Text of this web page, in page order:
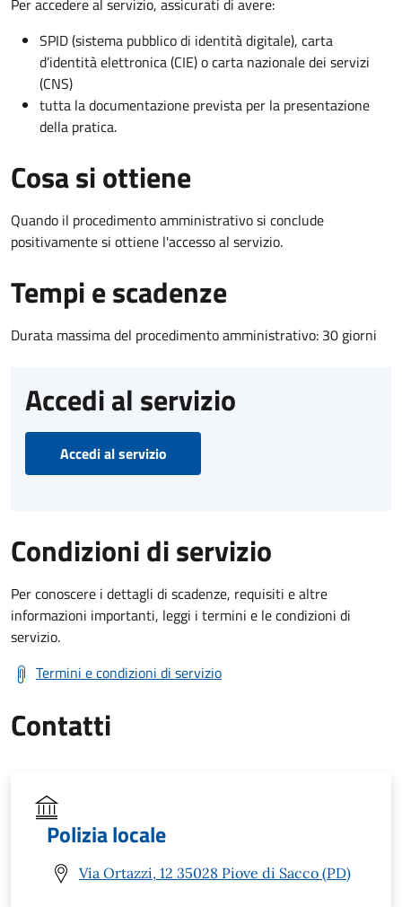
Per accedere al servizio, assicurati di avere:
SPID (sistema pubblico di identità digitale), carta
d’identità elettronica (CIE) o carta nazionale dei servizi
(CNS)
tutta la documentazione prevista per la presentazione
della pratica.
Cosa si ottiene
Quando il procedimento amministrativo si conclude
positivamente si ottiene l'accesso al servizio.
Tempi e scadenze
Durata massima del procedimento amministrativo: 30 giorni
Accedi al servizio
Accedi al servizio
Condizioni di servizio
Per conoscere i dettagli di scadenze, requisiti e altre
informazioni importanti, leggi i termini e le condizioni di
servizio.
Termini e condizioni di servizio
Contatti
Polizia locale
Via Ortazzi, 12 35028 Piove di Sacco (PD)